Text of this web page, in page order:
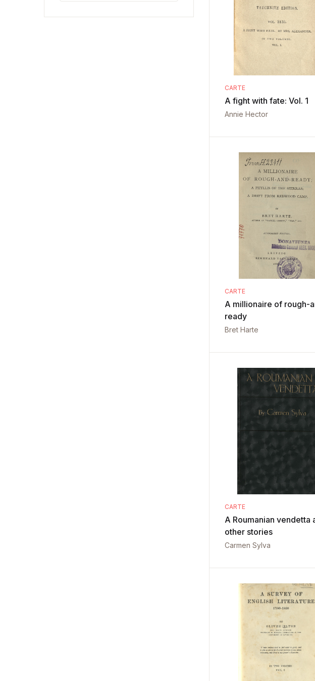
CARTE
A fight with fate: Vol. 1
Annie Hector
CARTE
A millionaire of rough-
ready
Bret Harte
CARTE
A Roumanian vendetta
other stories
Carmen Sylva